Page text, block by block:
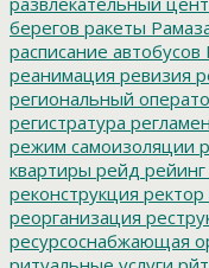
берегов ракеты
расписание автобусов
реанимация ревизия
региональный
регистратура
режим самоизоляции
квартиры рейд рейинг
реконструкция ректор
реорганизация
ресурсоснабжающая